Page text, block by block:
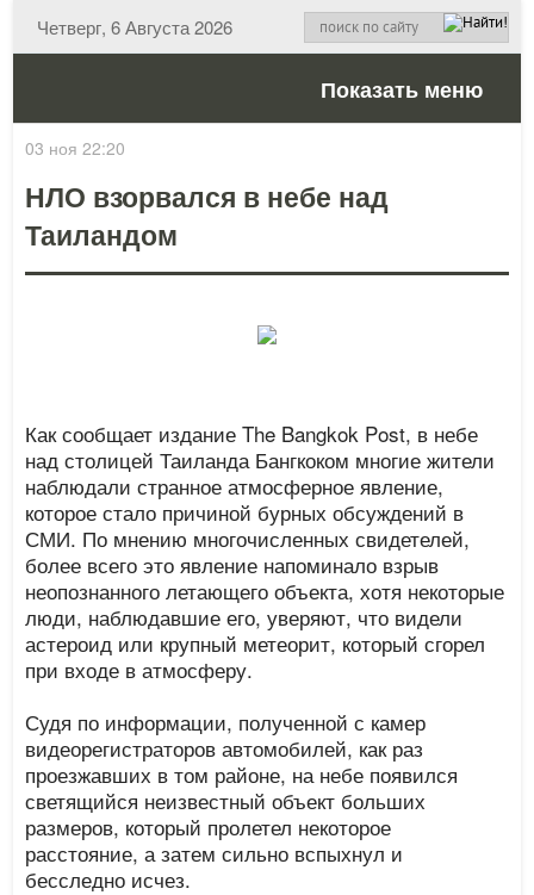
Четверг, 6 Августа 2026
Показать меню
03 ноя 22:20
НЛО взорвался в небе над
Таиландом
Как сообщает издание The Bangkok Post, в небе
над столицей Таиланда Бангкоком многие жители
наблюдали странное атмосферное явление,
которое стало причиной бурных обсуждений в
СМИ. По мнению многочисленных свидетелей,
более всего это явление напоминало взрыв
неопознанного летающего объекта, хотя некоторые
люди, наблюдавшие его, уверяют, что видели
астероид или крупный метеорит, который сгорел
при входе в атмосферу.
Судя по информации, полученной с камер
видеорегистраторов автомобилей, как раз
проезжавших в том районе, на небе появился
светящийся неизвестный объект больших
размеров, который пролетел некоторое
расстояние, а затем сильно вспыхнул и
бесследно исчез.